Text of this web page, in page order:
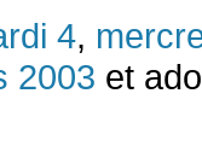
4,
2003 et